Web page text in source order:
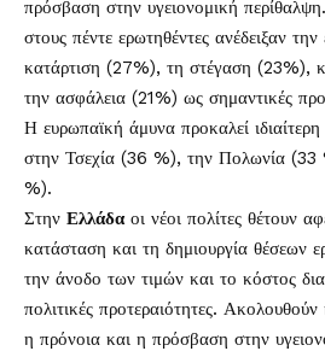
πρόσβαση στην υγειονομική
στους πέντε ερωτηθέντες ανέδειξαν
κατάρτιση (27%), τη στέγαση (23%),
την ασφάλεια (21%) ως σημαντικές
Η ευρωπαϊκή άμυνα προκαλεί
στην Τσεχία (36 %), την Πολωνία (33
%).
Στην Ελλάδαοι νέοι πολίτες θέτουν
κατάσταση και τη δημιουργία θέσεων
την άνοδο των τιμών και το κόστος
πολιτικές προτεραιότητες.
η πρόνοια και η πρόσβαση στην